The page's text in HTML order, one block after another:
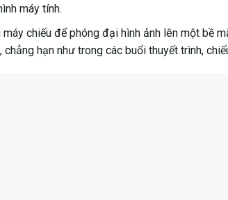
máy tính.
chiếu để phóng đại hình ảnh lên một bề
hạn như trong các buổi thuyết trình,